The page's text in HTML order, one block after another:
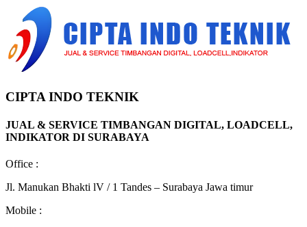
CIPTA INDO TEKNIK
JUAL & SERVICE TIMBANGAN DIGITAL, LOADCELL,
INDIKATOR DI SURABAYA
Office :
Jl. Manukan Bhakti lV / 1 Tandes – Surabaya Jawa timur
Mobile :